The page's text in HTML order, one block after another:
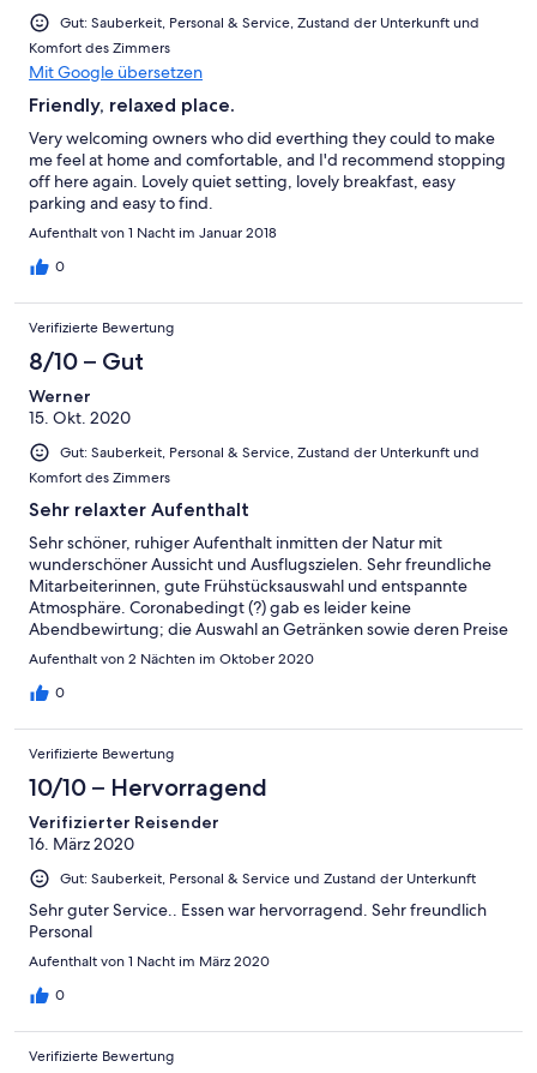
Ungenügend
Gut: Sauberkeit, Personal & Service, Zustand der Unterkunft und
Komfort des Zimmers
Mit Google übersetzen
Friendly, relaxed place.
Very welcoming owners who did everthing they could to make
me feel at home and comfortable, and I'd recommend stopping
off here again. Lovely quiet setting, lovely breakfast, easy
parking and easy to find.
Aufenthalt von 1 Nacht im Januar 2018
0
Verifizierte Bewertung
8/10 – Gut
Werner
15. Okt. 2020
Gut: Sauberkeit, Personal & Service, Zustand der Unterkunft und
Komfort des Zimmers
Sehr relaxter Aufenthalt
Sehr schöner, ruhiger Aufenthalt inmitten der Natur mit
wunderschöner Aussicht und Ausflugszielen. Sehr freundliche
Mitarbeiterinnen, gute Frühstücksauswahl und entspannte
Atmosphäre. Coronabedingt (?) gab es leider keine
Abendbewirtung; die Auswahl an Getränken sowie deren Preise
bei der Selbstbedienungsmöglichkeit waren lobenswert. Die
nicht jedes Hotel ein Neubau ist. Dafür waren die
Aufenthalt von 2 Nächten im Oktober 2020
0
Verifizierte Bewertung
10/10 – Hervorragend
Verifizierter Reisender
16. März 2020
Gut: Sauberkeit, Personal & Service und Zustand der Unterkunft
Sehr guter Service.. Essen war hervorragend. Sehr freundlich
Personal
Aufenthalt von 1 Nacht im März 2020
0
Verifizierte Bewertung